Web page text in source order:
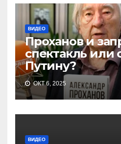
ВИДЕО
Проханов и
спектакль или
Путину?
ОКТ 6, 2025
ВИДЕО